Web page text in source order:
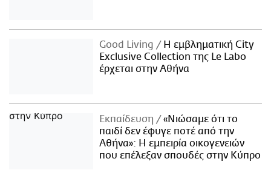
Good Living
Η εμβληματική City
Exclusive Collection της Le Labo
έρχεται στην Αθήνα
Εκπαίδευση
«Νιώσαμε ότι το
παιδί δεν έφυγε ποτέ από την
Αθήνα»: Η εμπειρία οικογενειών
που επέλεξαν σπουδές στην Κύπρο